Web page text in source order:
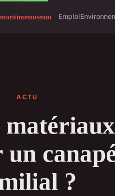
Emploi
ACTU
?